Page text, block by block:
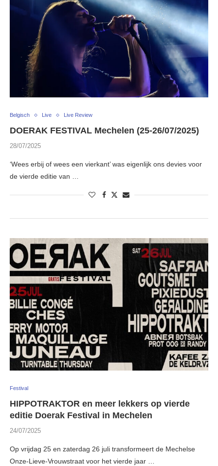
Belgisch Live Live Review
DOERAK FESTIVAL Mechelen (25-26/07/2025)
28/07/2025
‘Wees erbij of wees een vierkant’ was eigenlijk ons devies voor
de vierde editie van …
Festival
HIPPOTRAKTOR en meer lekkers op vierde
editie Doerak Festival in Mechelen
24/07/2025
Op vrijdag 25 en zaterdag 26 juli transformeert de Mechelse
Onze-Lieve-Vrouwstraat voor het vierde jaar …